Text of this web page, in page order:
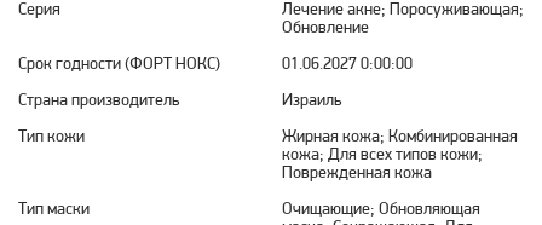
Серия
Лечение акне; Поросуживающая;
Обновление
Срок годности (ФОРТ НОКС)
01.06.2027 0:00:00
Страна производитель
Израиль
Тип кожи
Жирная кожа; Комбинированная
кожа; Для всех типов кожи;
Поврежденная кожа
Тип маски
Очищающие; Обновляющая